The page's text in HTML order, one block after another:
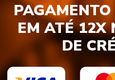
EM ATÉ 12X
DE